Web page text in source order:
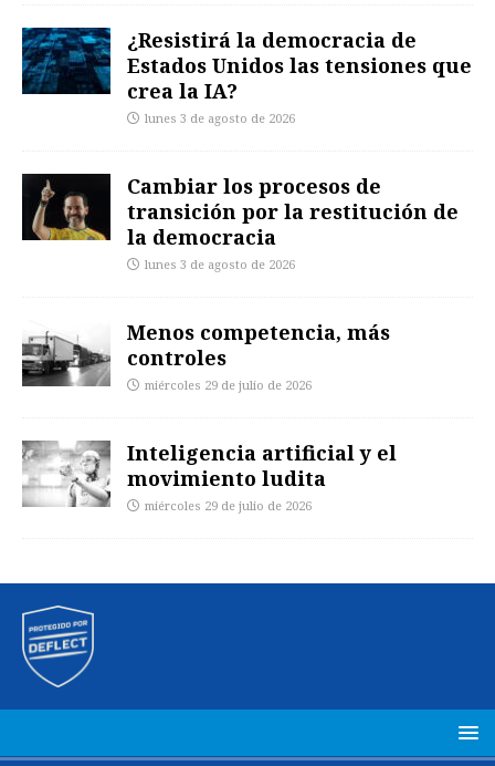
¿Resistirá la democracia de
Estados Unidos las tensiones que
crea la IA?
lunes 3 de agosto de 2026
Cambiar los procesos de
transición por la restitución de
la democracia
lunes 3 de agosto de 2026
Menos competencia, más
controles
miércoles 29 de julio de 2026
Inteligencia artificial y el
movimiento ludita
miércoles 29 de julio de 2026